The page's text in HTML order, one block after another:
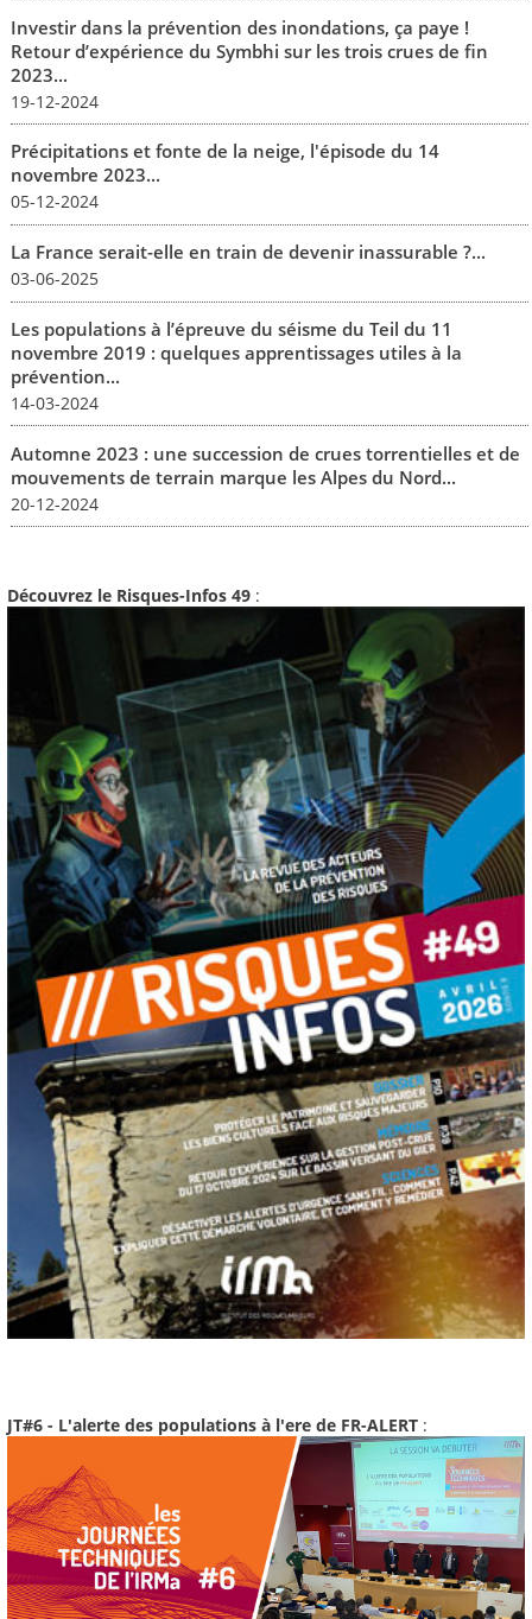
Investir dans la prévention des inondations, ça paye !
Retour d’expérience du Symbhi sur les trois crues de fin
2023...
19-12-2024
Précipitations et fonte de la neige, l'épisode du 14
novembre 2023...
05-12-2024
La France serait-elle en train de devenir inassurable ?...
03-06-2025
Les populations à l’épreuve du séisme du Teil du 11
novembre 2019 : quelques apprentissages utiles à la
prévention...
14-03-2024
Automne 2023 : une succession de crues torrentielles et de
mouvements de terrain marque les Alpes du Nord...
20-12-2024
Découvrez le Risques-Infos 49 :
JT#6 - L'alerte des populations à l'ere de FR-ALERT :